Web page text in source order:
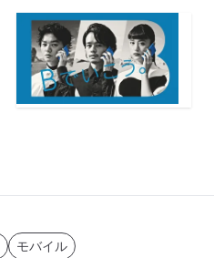
モバイル